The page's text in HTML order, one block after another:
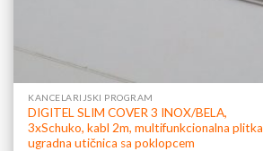
KANCELARIJSKI PROGRAM
DIGITEL SLIM COVER 3 INOX/BELA,
3xSchuko, kabl 2m, multifunkcionalna plitka
ugradna utičnica sa poklopcem